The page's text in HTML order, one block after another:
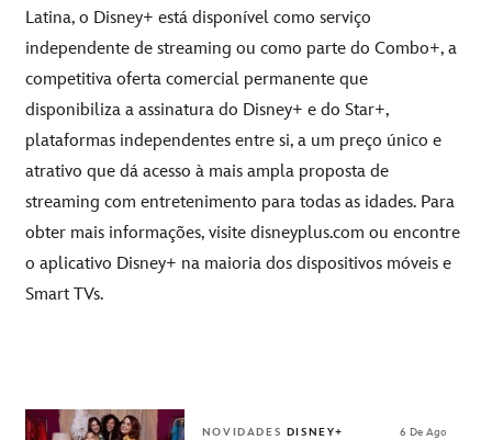
Latina, o Disney+ está disponível como serviço
independente de streaming ou como parte do Combo+, a
competitiva oferta comercial permanente que
disponibiliza a assinatura do Disney+ e do Star+,
plataformas independentes entre si, a um preço único e
atrativo que dá acesso à mais ampla proposta de
streaming com entretenimento para todas as idades. Para
obter mais informações, visite disneyplus.com ou encontre
o aplicativo Disney+ na maioria dos dispositivos móveis e
Smart TVs.
NOVIDADES DISNEY+ 6 De Ago